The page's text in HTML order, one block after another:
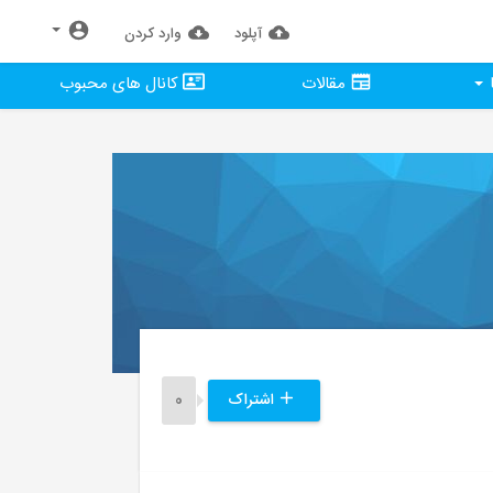
آپلود وارد كردن
مقالات کانال های محبوب
اشتراک 0